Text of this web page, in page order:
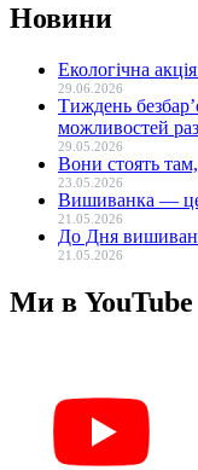
Новини
Екологічна
29.06.2026
Тиждень
можливостей
29.05.2026
Вони стоять
23.05.2026
Вишиванка — це
21.05.2026
До Дня
21.05.2026
Ми в YouTube